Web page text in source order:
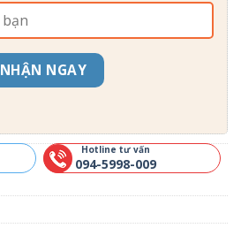
NHẬN NGAY
Hotline tư vấn
094-5998-009